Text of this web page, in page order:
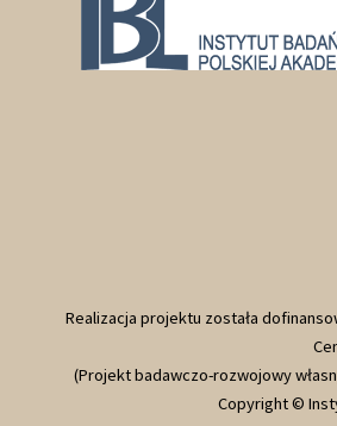
Realizacja projektu została
(Projekt badawczo-rozwojowy
Copyright ©